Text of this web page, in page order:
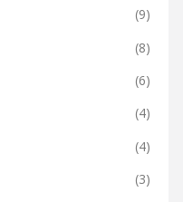
(9)
(8)
(6)
(4)
(4)
(3)